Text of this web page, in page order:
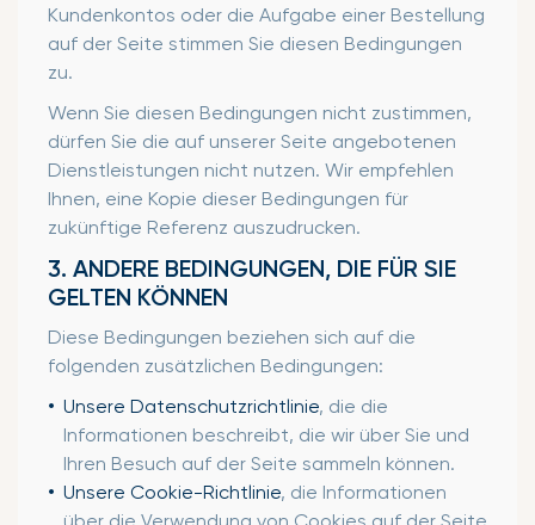
Kundenkontos oder die Aufgabe einer Bestellung
auf der Seite stimmen Sie diesen Bedingungen
zu.
Wenn Sie diesen Bedingungen nicht zustimmen,
dürfen Sie die auf unserer Seite angebotenen
Dienstleistungen nicht nutzen. Wir empfehlen
Ihnen, eine Kopie dieser Bedingungen für
zukünftige Referenz auszudrucken.
3. ANDERE BEDINGUNGEN, DIE FÜR SIE
GELTEN KÖNNEN
Diese Bedingungen beziehen sich auf die
folgenden zusätzlichen Bedingungen:
Unsere Datenschutzrichtlinie, die die
Informationen beschreibt, die wir über Sie und
Ihren Besuch auf der Seite sammeln können.
Unsere Cookie-Richtlinie, die Informationen